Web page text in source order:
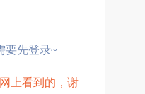
要先登录~
上看到的，谢